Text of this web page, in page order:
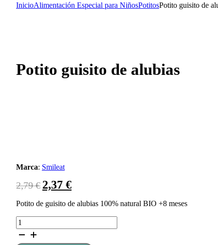
InicioAlimentación Especial para NiñosPotitosPotito guisito de
Potito guisito de alubias
Marca: Smileat
2,79€ El
precio
original
2,37 €El
precio
actual
Potito de guisito de alubias 100% natural BIO +8 meses
Potito
guisito